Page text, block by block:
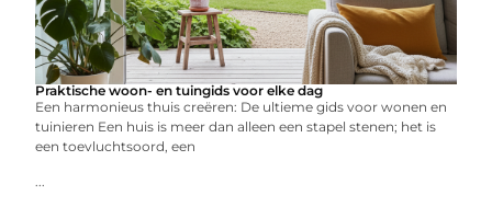
Praktische woon- en tuingids voor elke dag
Een harmonieus thuis creëren: De ultieme gids voor wonen en
tuinieren Een huis is meer dan alleen een stapel stenen; het is
een toevluchtsoord, een
...